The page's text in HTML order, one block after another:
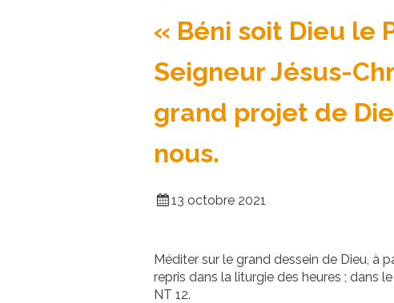
« Béni soit Dieu le
Seigneur Jésus-
grand projet de
nous.
13 octobre 2021
Méditer sur le grand dessein de Dieu, à
repris dans la liturgie des heures ; dans
NT 12.